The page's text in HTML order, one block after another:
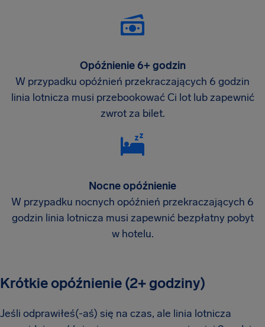
Opóźnienie 6+ godzin
W przypadku opóźnień przekraczających 6 godzin
linia lotnicza musi przebookować Ci lot lub zapewnić
zwrot za bilet.
Nocne opóźnienie
W przypadku nocnych opóźnień przekraczających 6
godzin linia lotnicza musi zapewnić bezpłatny pobyt
w hotelu.
Krótkie opóźnienie (2+ godziny)
Jeśli odprawiłeś(-aś) się na czas, ale linia lotnicza